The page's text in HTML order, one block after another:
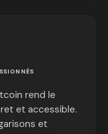
rend le
et accessible.
et